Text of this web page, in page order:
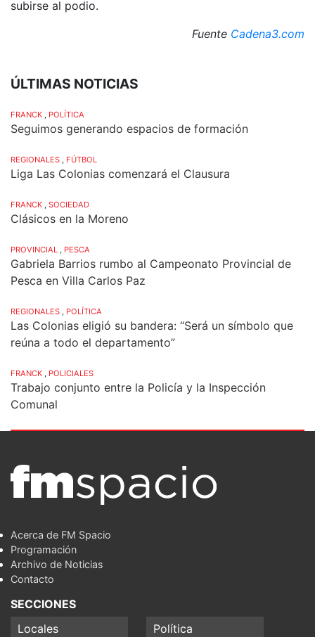
subirse al podio.
Fuente Cadena3.com
ÚLTIMAS NOTICIAS
FRANCK POLÍTICA
Seguimos generando espacios de formación
REGIONALES FÚTBOL
Liga Las Colonias comenzará el Clausura
FRANCK SOCIEDAD
Clásicos en la Moreno
PROVINCIAL PESCA
Gabriela Barrios rumbo al Campeonato Provincial de
Pesca en Villa Carlos Paz
REGIONALES POLÍTICA
Las Colonias eligió su bandera: “Será un símbolo que
reúna a todo el departamento”
FRANCK POLICIALES
Trabajo conjunto entre la Policía y la Inspección
Comunal
Acerca de FM Spacio
Programación
Archivo de Noticias
Contacto
SECCIONES
Locales
Política